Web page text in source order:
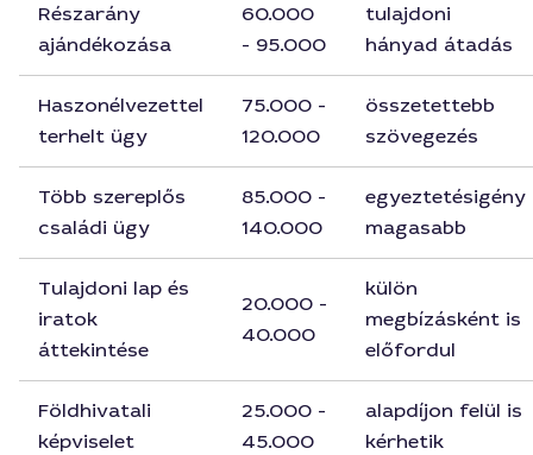
Részarány
ajándékozása
60.000
- 95.000
tulajdoni
hányad átadás
Haszonélvezettel
terhelt ügy
75.000 -
120.000
összetettebb
szövegezés
Több szereplős
családi ügy
85.000 -
140.000
egyeztetésigény
magasabb
Tulajdoni lap és
iratok
áttekintése
20.000 -
40.000
külön
megbízásként is
előfordul
Földhivatali
képviselet
25.000 -
45.000
alapdíjon felül is
kérhetik